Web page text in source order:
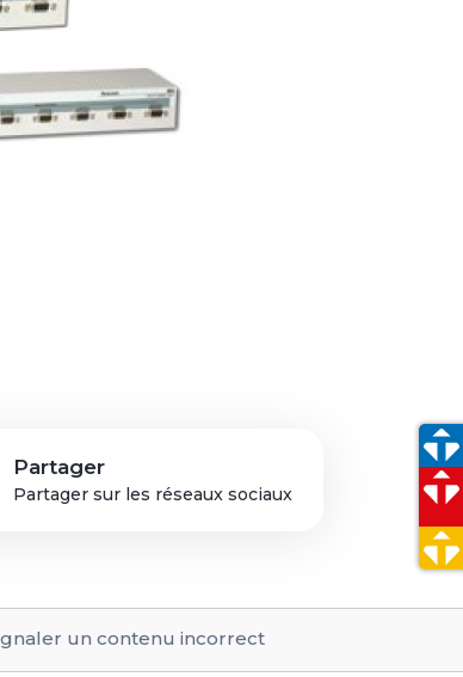
Partager
Partager sur les réseaux sociaux
un contenu incorrect